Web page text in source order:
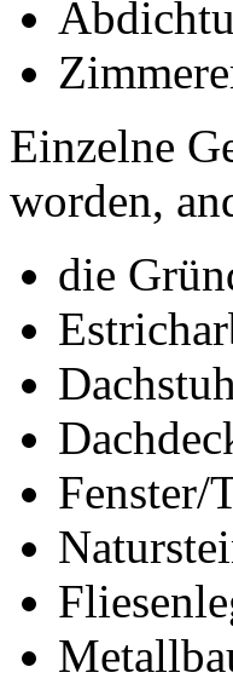
Einzelne
worden,
die
Fenster/